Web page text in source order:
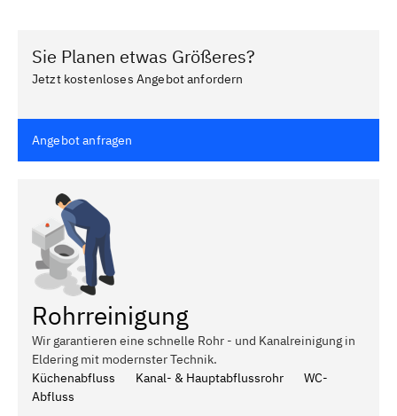
Sie Planen etwas Größeres?
Jetzt kostenloses Angebot anfordern
Angebot anfragen
Rohrreinigung
Wir garantieren eine schnelle Rohr - und Kanalreinigung in
Eldering mit modernster Technik.
Küchenabfluss
Kanal- & Hauptabflussrohr
WC-
Abfluss